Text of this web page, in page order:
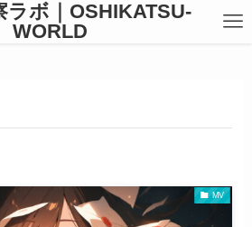
ラボ｜OSHIKATSU-
WORLD
MV